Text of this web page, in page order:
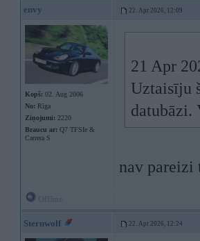
envy 22. Apr 2026, 12:09
Kopš: 02. Aug 2006
No: Rīga
Ziņojumi: 2220
Braucu ar: Q7 TFSIe &
Carrera S
21 Apr
Uztaisīju
datubāzi.
nav pareizi
Sternwolf 22. Apr 2026, 12:24